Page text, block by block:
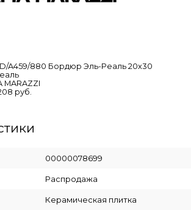
A459/880 Бордюр Эль-Реаль 20х30
MARAZZI
руб.
00000078699
Распродажа
Керамическая плитка